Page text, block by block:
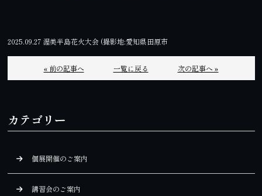
2025.09.27 渥美半島花火大会 (撮影地:愛知県田原市
« 前の記事へ 一覧に戻る 次の記事へ »
カテゴリー
個展開催のご案内
講習会のご案内